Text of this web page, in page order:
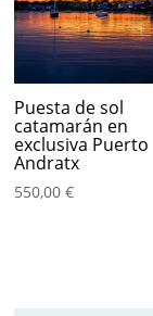
Puesta de sol
catamarán en
exclusiva Puerto
Andratx
550,00€